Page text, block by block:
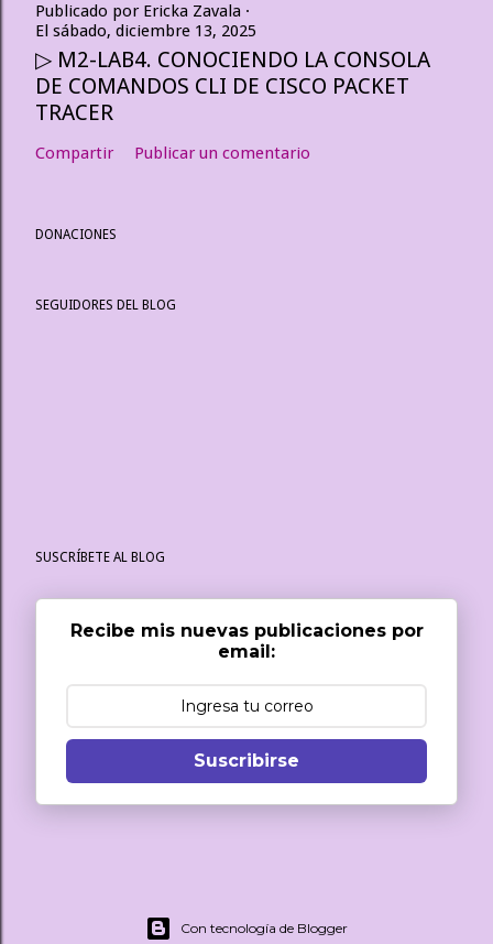
Publicado por Ericka Zavala
El sábado, diciembre 13, 2025
▷ M2-LAB4. CONOCIENDO LA CONSOLA
DE COMANDOS CLI DE CISCO PACKET
TRACER
Compartir Publicar un comentario
DONACIONES
SEGUIDORES DEL BLOG
SUSCRÍBETE AL BLOG
Recibe mis nuevas publicaciones por
email:
Suscribirse
Con tecnología de Blogger